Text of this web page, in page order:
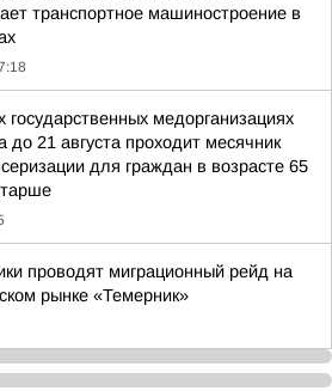
транспортное машиностроение в
государственных медорганизациях
до 21 августа проходит месячник
для граждан в возрасте 65
проводят миграционный рейд на
рынке «Темерник»